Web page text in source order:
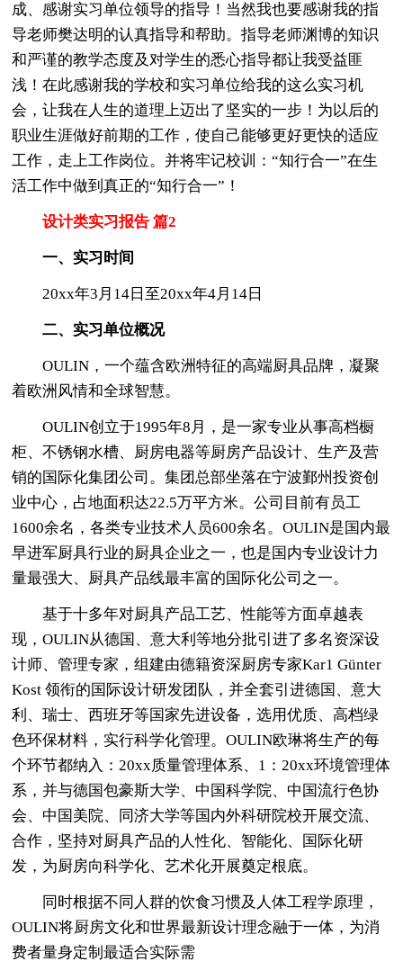
成、感谢实习单位领导的指导！当然我也要感谢我的指
导老师樊达明的认真指导和帮助。指导老师渊博的知识
和严谨的教学态度及对学生的悉心指导都让我受益匪
浅！在此感谢我的学校和实习单位给我的这么实习机
会，让我在人生的道理上迈出了坚实的一步！为以后的
职业生涯做好前期的工作，使自己能够更好更快的适应
工作，走上工作岗位。并将牢记校训：“知行合一”在生
活工作中做到真正的“知行合一”！
设计类实习报告 篇2
一、实习时间
20xx年3月14日至20xx年4月14日
二、实习单位概况
OULIN，一个蕴含欧洲特征的高端厨具品牌，凝聚
着欧洲风情和全球智慧。
OULIN创立于1995年8月，是一家专业从事高档橱
柜、不锈钢水槽、厨房电器等厨房产品设计、生产及营
销的国际化集团公司。集团总部坐落在宁波鄞州投资创
业中心，占地面积达22.5万平方米。公司目前有员工
1600余名，各类专业技术人员600余名。OULIN是国内最
早进军厨具行业的厨具企业之一，也是国内专业设计力
量最强大、厨具产品线最丰富的国际化公司之一。
基于十多年对厨具产品工艺、性能等方面卓越表
现，OULIN从德国、意大利等地分批引进了多名资深设
计师、管理专家，组建由德籍资深厨房专家Kar1 Günter
Kost 领衔的国际设计研发团队，并全套引进德国、意大
利、瑞士、西班牙等国家先进设备，选用优质、高档绿
色环保材料，实行科学化管理。OULIN欧琳将生产的每
个环节都纳入：20xx质量管理体系、1：20xx环境管理体
系，并与德国包豪斯大学、中国科学院、中国流行色协
会、中国美院、同济大学等国内外科研院校开展交流、
合作，坚持对厨具产品的人性化、智能化、国际化研
发，为厨房向科学化、艺术化开展奠定根底。
同时根据不同人群的饮食习惯及人体工程学原理，
OULIN将厨房文化和世界最新设计理念融于一体，为消
费者量身定制最适合实际需